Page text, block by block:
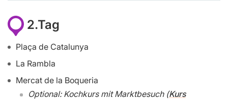
2.Tag
Plaça de Catalunya
La Rambla
Mercat de la Boqueria
Optional: Kochkurs mit Marktbesuch (Kurs